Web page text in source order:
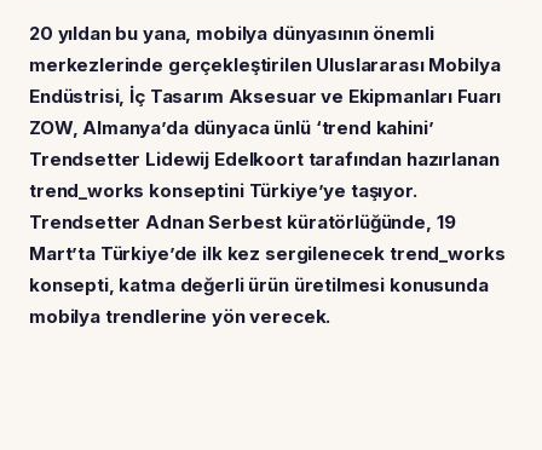
20 yıldan bu yana, mobilya dünyasının önemli
merkezlerinde gerçekleştirilen Uluslararası Mobilya
Endüstrisi, İç Tasarım Aksesuar ve Ekipmanları Fuarı
ZOW, Almanya’da dünyaca ünlü ‘trend kahini’
Trendsetter Lidewij Edelkoort tarafından hazırlanan
trend_works konseptini Türkiye’ye taşıyor.
Trendsetter Adnan Serbest küratörlüğünde, 19
Mart’ta Türkiye’de ilk kez sergilenecek trend_works
konsepti, katma değerli ürün üretilmesi konusunda
mobilya trendlerine yön verecek.